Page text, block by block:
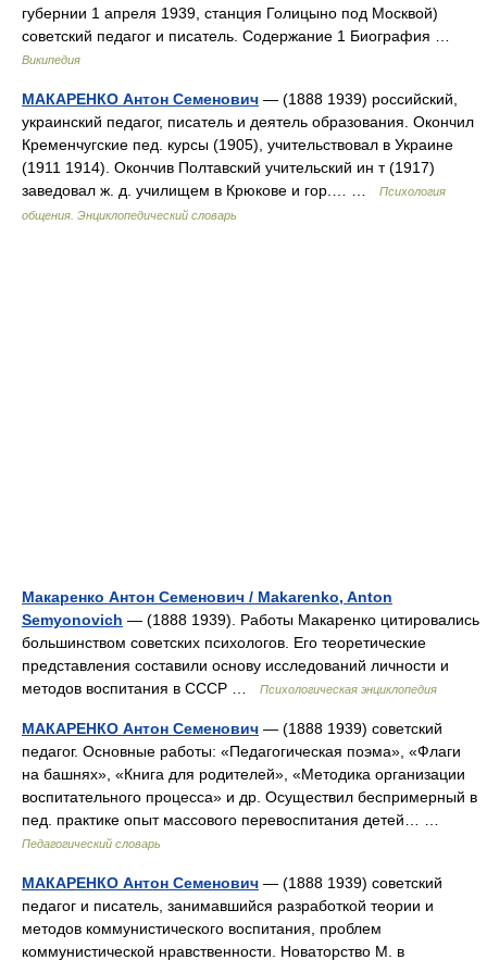
губернии 1 апреля 1939, станция Голицыно под Москвой)
советский педагог и писатель. Содержание 1 Биография …
Википедия
МАКАРЕНКО Антон Семенович — (1888 1939) российский,
украинский педагог, писатель и деятель образования. Окончил
Кременчугские пед. курсы (1905), учительствовал в Украине
(1911 1914). Окончив Полтавский учительский ин т (1917)
заведовал ж. д. училищем в Крюкове и гор.… …
Психология
общения. Энциклопедический словарь
Макаренко Антон Семенович / Makarenko, Anton
Semyonovich — (1888 1939). Работы Макаренко цитировались
большинством советских психологов. Его теоретические
представления составили основу исследований личности и
методов воспитания в СССР …
Психологическая энциклопедия
МАКАРЕНКО Антон Семенович — (1888 1939) советский
педагог. Основные работы: «Педагогическая поэма», «Флаги
на башнях», «Книга для родителей», «Методика организации
воспитательного процесса» и др. Осуществил беспримерный в
пед. практике опыт массового перевоспитания детей… …
Педагогический словарь
МАКАРЕНКО Антон Семенович — (1888 1939) советский
педагог и писатель, занимавшийся разработкой теории и
методов коммунистического воспитания, проблем
коммунистической нравственности. Новаторство М. в